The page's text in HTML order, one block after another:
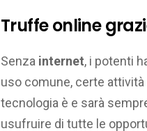
Truffe online
Senza internet, i potenti
uso comune, certe
tecnologia è e sarà
usufruire di tutte le